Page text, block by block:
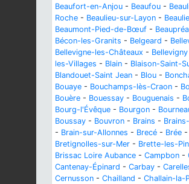
Beaufort-en-Anjou - Beaufou -
Roche - Beaulieu-sur-Layon -
Beaumont-Pied-de-Bœuf -
Bécon-les-Granits - Belgeard -
Bellevigne-les-Châteaux - Bellevigny
les-Villages - Blain - Blaison-Saint-
Blandouet-Saint Jean - Blou -
Bouaye - Bouchamps-lès-Craon -
Bouère - Bouessay - Bouguenais -
Bourg-l'Évêque - Bourgon -
Boussay - Bouvron - Brains -
- Brain-sur-Allonnes - Brecé - Brée -
Bretignolles-sur-Mer - Brette-les-
Brissac Loire Aubance - Campbon -
Cantenay-Épinard - Carbay -
Cernusson - Chailland - Challain-la-